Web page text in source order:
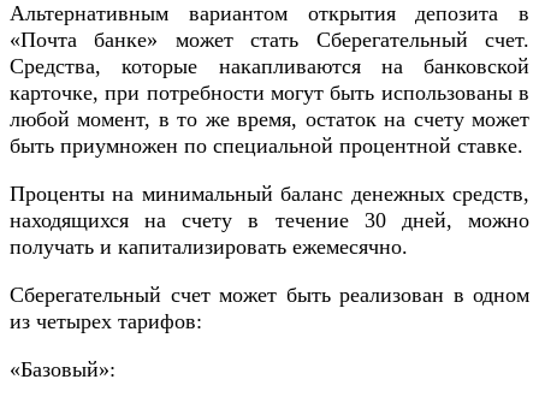
Альтернативным вариантом открытия депозита в
«Почта банке» может стать Сберегательный счет.
Средства, которые накапливаются на банковской
карточке, при потребности могут быть использованы в
любой момент, в то же время, остаток на счету может
быть приумножен по специальной процентной ставке.
Проценты на минимальный баланс денежных средств,
находящихся на счету в течение 30 дней, можно
получать и капитализировать ежемесячно.
Сберегательный счет может быть реализован в одном
из четырех тарифов:
«Базовый»: